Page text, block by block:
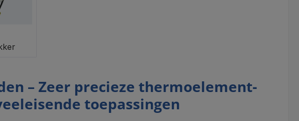
– Zeer precieze thermoelement-
toepassingen